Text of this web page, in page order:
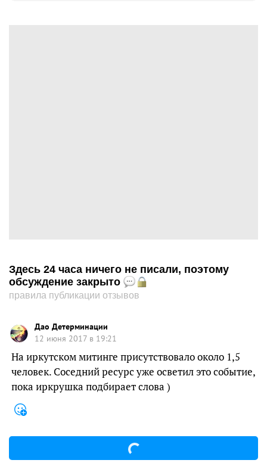
Здесь 24 часа ничего не писали, поэтому
обсуждение закрыто
правила публикации отзывов
Дао Детерминации
12 июня 2017 в 19:21
На иркутском митинге присутствовало около 1,5
человек. Соседний ресурс уже осветил это событие,
пока иркрушка подбирает слова )